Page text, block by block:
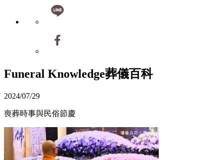
Funeral Knowledge葬儀百科
2024/07/29
喪葬時事與民俗節慶